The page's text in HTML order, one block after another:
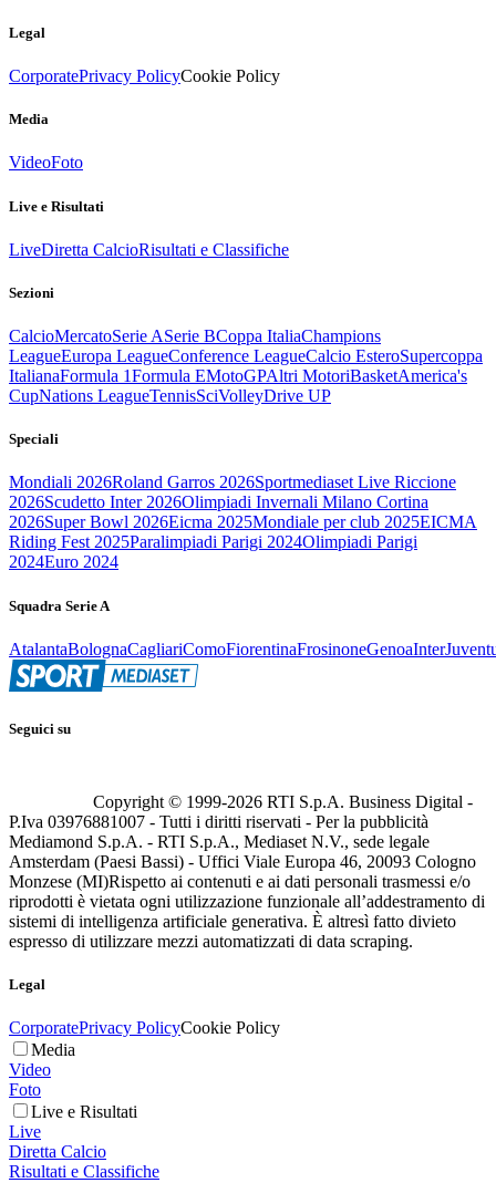
Legal
CorporatePrivacy PolicyCookie Policy
Media
VideoFoto
Live e Risultati
LiveDiretta CalcioRisultati e Classifiche
Sezioni
CalcioMercatoSerie ASerie BCoppa ItaliaChampions
LeagueEuropa LeagueConference LeagueCalcio EsteroSupercoppa
ItalianaFormula 1Formula EMotoGPAltri MotoriBasketAmerica's
CupNations LeagueTennisSciVolleyDrive UP
Speciali
Mondiali 2026Roland Garros 2026Sportmediaset Live Riccione
2026Scudetto Inter 2026Olimpiadi Invernali Milano Cortina
2026Super Bowl 2026Eicma 2025Mondiale per club 2025EICMA
Riding Fest 2025Paralimpiadi Parigi 2024Olimpiadi Parigi
2024Euro 2024
Squadra Serie A
AtalantaBolognaCagliariComoFiorentinaFrosinoneGenoaInter
Seguici su
Copyright © 1999-2026 RTI S.p.A. Business Digital -
P.Iva 03976881007 - Tutti i diritti riservati - Per la pubblicità
Mediamond S.p.A. - RTI S.p.A., Mediaset N.V., sede legale
Amsterdam (Paesi Bassi) - Uffici Viale Europa 46, 20093 Cologno
Monzese (MI)Rispetto ai contenuti e ai dati personali trasmessi e/o
riprodotti è vietata ogni utilizzazione funzionale all’addestramento di
sistemi di intelligenza artificiale generativa. È altresì fatto divieto
espresso di utilizzare mezzi automatizzati di data scraping.
Legal
CorporatePrivacy PolicyCookie Policy
Media
Video
Foto
Live e Risultati
Live
Diretta Calcio
Risultati e Classifiche